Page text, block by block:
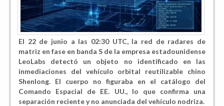
El 22 de junio a las 02:30 UTC, la red de radares de
matriz en fase en banda S de la empresa estadounidense
LeoLabs detectó un objeto no identificado en las
inmediaciones del vehículo orbital reutilizable chino
Shenlong. El cuerpo no figuraba en el catálogo del
Comando Espacial de EE. UU., lo que confirma una
separación reciente y no anunciada del vehículo nodriza.